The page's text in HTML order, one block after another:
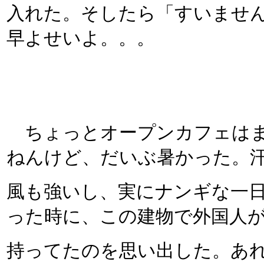
入れた。そしたら「すいませ
早よせいよ。。。
ちょっとオープンカフェは
ねんけど、だいぶ暑かった。
風も強いし、実にナンギな一
った時に、この建物で外国人
持ってたのを思い出した。あ